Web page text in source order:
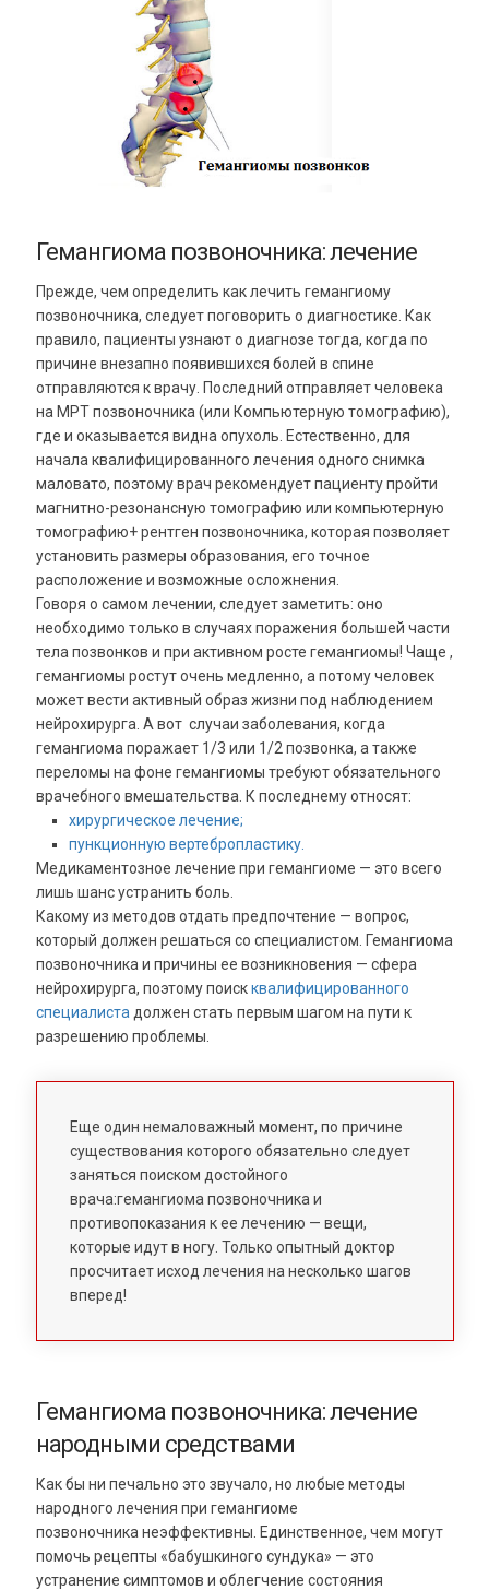
Гемангиома позвоночника: лечение
Прежде, чем определить как лечить гемангиому
позвоночника, следует поговорить о диагностике. Как
правило, пациенты узнают о диагнозе тогда, когда по
причине внезапно появившихся болей в спине
отправляются к врачу. Последний отправляет человека
на МРТ позвоночника (или Компьютерную томографию),
где и оказывается видна опухоль. Естественно, для
начала квалифицированного лечения одного снимка
маловато, поэтому врач рекомендует пациенту пройти
магнитно-резонансную томографию или компьютерную
томографию+ рентген позвоночника, которая позволяет
установить размеры образования, его точное
расположение и возможные осложнения.
Говоря о самом лечении, следует заметить: оно
необходимо только в случаях поражения большей части
тела позвонков и при активном росте гемангиомы! Чаще ,
гемангиомы ростут очень медленно, а потому человек
может вести активный образ жизни под наблюдением
нейрохирурга. А вот случаи заболевания, когда
гемангиома поражает 1/3 или 1/2 позвонка, а также
переломы на фоне гемангиомы требуют обязательного
врачебного вмешательства. К последнему относят:
хирургическое лечение;
пункционную вертебропластику.
Медикаментозное лечение при гемангиоме — это всего
лишь шанс устранить боль.
Какому из методов отдать предпочтение — вопрос,
который должен решаться со специалистом. Гемангиома
позвоночника и причины ее возникновения — сфера
нейрохирурга, поэтому поискквалифицированного
специалиста должен стать первым шагом на пути к
разрешению проблемы.
Еще один немаловажный момент, по причине
существования которого обязательно следует
заняться поиском достойного
врача:гемангиома позвоночника и
противопоказания к ее лечению — вещи,
которые идут в ногу. Только опытный доктор
просчитает исход лечения на несколько шагов
вперед!
Гемангиома позвоночника: лечение
народными средствами
Как бы ни печально это звучало, но любые методы
народного лечения при гемангиоме
позвоночника неэффективны. Единственное, чем могут
помочь рецепты «бабушкиного сундука» — это
устранение симптомов и облегчение состояния